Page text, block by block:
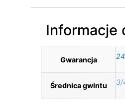
Informacje
Gwarancja
Średnica gwintu 3/